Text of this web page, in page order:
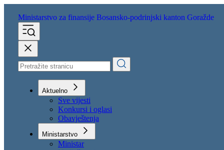
Ministarstvo za finansije
Aktuelno
Sve vijesti
Konkursi i oglasi
Obavještenja